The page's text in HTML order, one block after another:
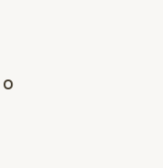
。